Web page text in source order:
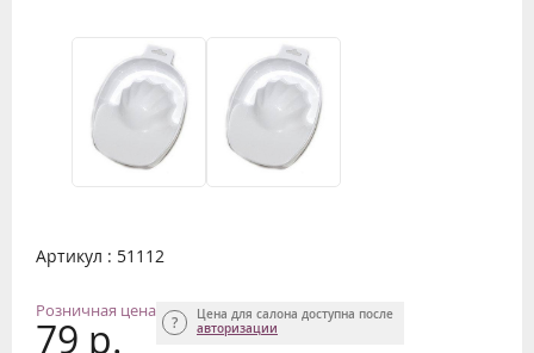
Артикул : 51112
Розничная цена
79 р.
Цена для салона доступна после
авторизации